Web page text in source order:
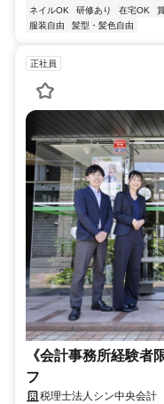
ネイルOK
研修あり 在宅OK
服装自由
髪型・髪色自由
正社員
《会計事務所経験者
フ
税理士法人シン中央会計